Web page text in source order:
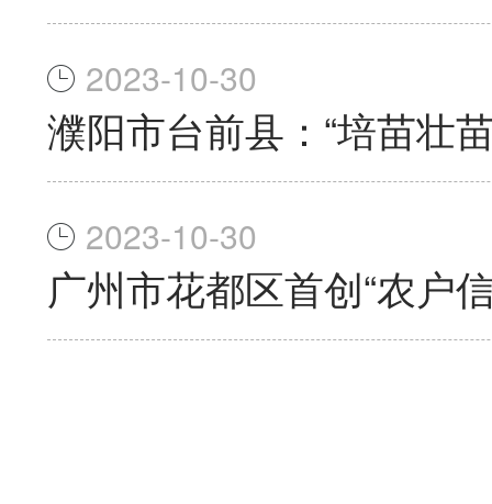
2023-10-30
濮阳市台前县：“培苗壮
2023-10-30
广州市花都区首创“农户